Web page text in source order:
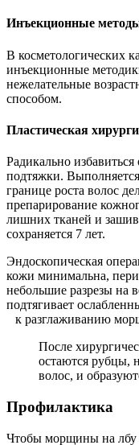
Инъекционные
В косметологических
инъекционные
нежелательные
способом.
Пластическая
Радикально
подтяжки.
границе роста волос
препарирование
лишних тканей и
сохраняется 7 лет.
Эндоскопическая
кожи минимальна,
небольшие разрезы на
подтягивает
к разглаживанию
После
остаются рубцы,
волос, и
Профилактика
Чтобы морщины на лбу